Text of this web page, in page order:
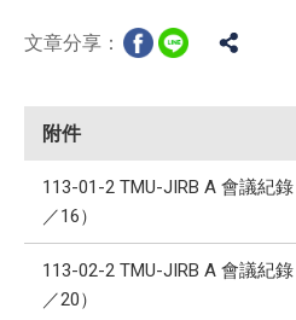
文章分享：
附件
113-01-2 TMU-JIRB A 會議紀
／16）
113-02-2 TMU-JIRB A 會議紀
／20）